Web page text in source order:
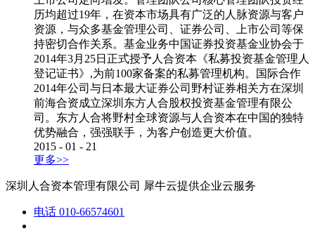
历均超过19年，在资本市场具有广泛的人脉资源与客户
资源，与众多基金管理公司、证券公司、上市公司等保
持密切合作关系。基金业务中国证券投资基金业协会于
2014年3月25日正式授予人合资本《私募投资基金管理人
登记证书》,为前100家备案的私募管理机构。国际合作
2014年公司与日本最大证券公司野村证券相关方在深圳
前海合资成立深圳东方人合股权投资基金管理有限公
司。东方人合将野村全球资源与人合资本在中国的独特
优势融合，强强联手，为客户创造更大价值。
2015 - 01 - 21
更多>>
深圳人合资本管理有限公司 犀牛云提供企业云服务
电话 010-66574601